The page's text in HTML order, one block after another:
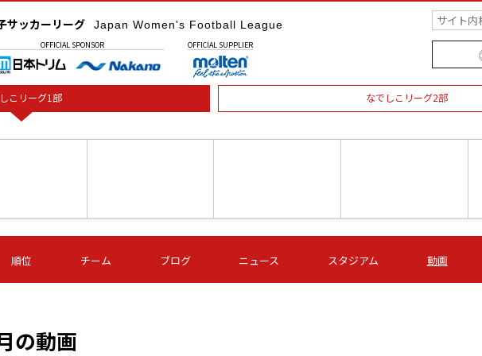
サッカーリーグ Japan Women's Football League
OFFICIAL SPONSOR OFFICIAL SUPPLIER
こリーグ1部 なでしこリーグ2部
09/05 (土) 15:00
石人の星
-
第16節 09/05 (土) 16:00
ＡＧＦ
-
いちご
-
第16節 09/06 (日) 15:00
-
順位 チーム ブログ ニュース スタジアム 動画
の動画